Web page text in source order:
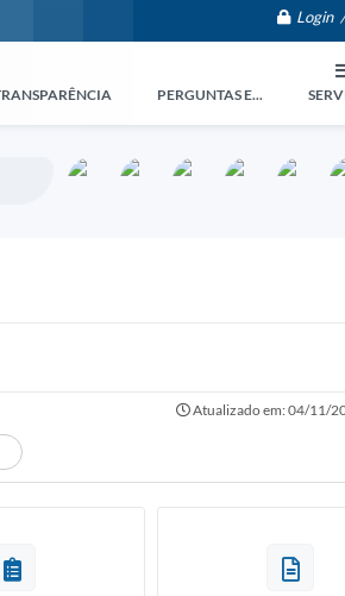
Login
PERGUNTAS E...
Atualizado em: 04/11/